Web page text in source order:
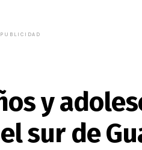
PUBLICIDAD
y
sur de